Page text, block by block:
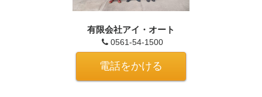
有限会社アイ・オート
0561-54-1500
電話をかける